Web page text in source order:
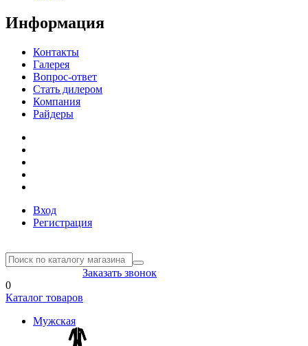
Информация
Контакты
Галерея
Вопрос-ответ
Стать дилером
Компания
Райдеры
Вход
Регистрация
Заказать звонок
0
Каталог товаров
Мужская